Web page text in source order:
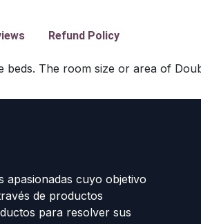
Refund Policy
The room size or area of
apasionadas cuyo objetivo
de productos
para resolver sus